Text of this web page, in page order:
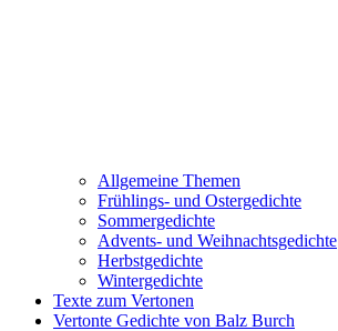
Allgemeine Themen
Frühlings- und Ostergedichte
Sommergedichte
Advents- und Weihnachtsgedichte
Herbstgedichte
Wintergedichte
Texte zum Vertonen
Vertonte Gedichte von Balz Burch